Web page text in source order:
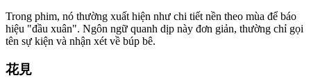
Trong phim, nó thường xuất hiện như chi tiết nền theo mùa để báo
hiệu "đầu xuân". Ngôn ngữ quanh dịp này đơn giản, thường chỉ gọi
tên sự kiện và nhận xét về búp bê.
花見